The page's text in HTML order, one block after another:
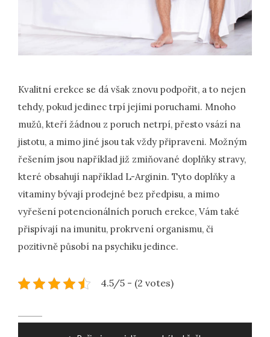
Kvalitní erekce se dá však znovu podpořit, a to nejen
tehdy, pokud jedinec trpí jejími poruchami. Mnoho
mužů, kteří žádnou z poruch netrpí, přesto vsází na
jistotu, a mimo jiné jsou tak vždy připraveni. Možným
řešením jsou například již zmiňované doplňky stravy,
které obsahují například L-Arginin. Tyto doplňky a
vitaminy bývají prodejné bez předpisu, a mimo
vyřešení potencionálních poruch erekce, Vám také
přispívají na imunitu, prokrvení organismu, či
pozitivně působí na psychiku jedince.
4.5/5 - (2 votes)